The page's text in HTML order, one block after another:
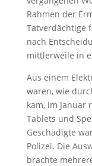
Rahmen der
Tatverdächtige
nach
mittlerweile in
Aus einem
waren, wie
kam, im Januar
Tablets und
Geschädigte
Polizei. Die
brachte